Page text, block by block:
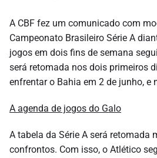
A CBF fez um comunicado com
Campeonato Brasileiro Série A
jogos em dois fins de semana
será retomada nos dois primeiros
enfrentar o Bahia em 2 de junho, e
A agenda de jogos do Galo
A tabela da Série A será retomada
confrontos. Com isso, o Atlético